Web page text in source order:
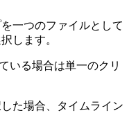
一つのファイルとして
します。
いる場合は単一のクリ
た場合、タイムライン